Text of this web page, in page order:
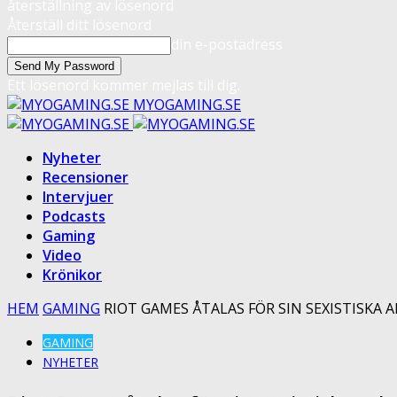
MYOGAMING.SE
Nyheter
Recensioner
Intervjuer
Podcasts
Gaming
Video
Krönikor
HEM GAMING RIOT GAMES ÅTALAS FÖR SIN SEXISTISKA
GAMING
NYHETER